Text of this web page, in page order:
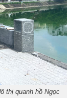
thị quanh hồ Ngọc